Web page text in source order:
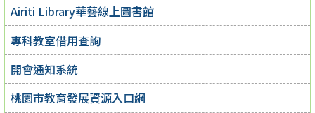
Airiti Library華藝線上圖書館
專科教室借用查詢
開會通知系統
桃園市教育發展資源入口網